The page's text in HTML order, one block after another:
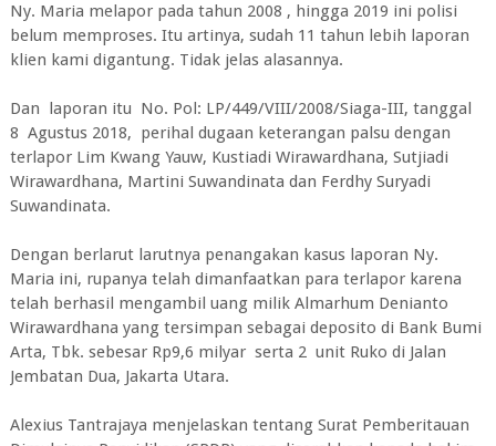
Ny. Maria melapor pada tahun 2008 , hingga 2019 ini polisi
belum memproses. Itu artinya, sudah 11 tahun lebih laporan
klien kami digantung. Tidak jelas alasannya.
Dan laporan itu No. Pol: LP/449/VIII/2008/Siaga-III, tanggal
8 Agustus 2018, perihal dugaan keterangan palsu dengan
terlapor Lim Kwang Yauw, Kustiadi Wirawardhana, Sutjiadi
Wirawardhana, Martini Suwandinata dan Ferdhy Suryadi
Suwandinata.
Dengan berlarut larutnya penangakan kasus laporan Ny.
Maria ini, rupanya telah dimanfaatkan para terlapor karena
telah berhasil mengambil uang milik Almarhum Denianto
Wirawardhana yang tersimpan sebagai deposito di Bank Bumi
Arta, Tbk. sebesar Rp9,6 milyar serta 2 unit Ruko di Jalan
Jembatan Dua, Jakarta Utara.
Alexius Tantrajaya menjelaskan tentang Surat Pemberitauan